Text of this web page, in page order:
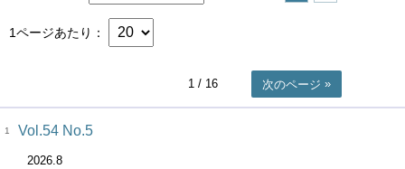
1ページあたり
1/ 16 次のページ
1 Vol.54 No.5
2026.8